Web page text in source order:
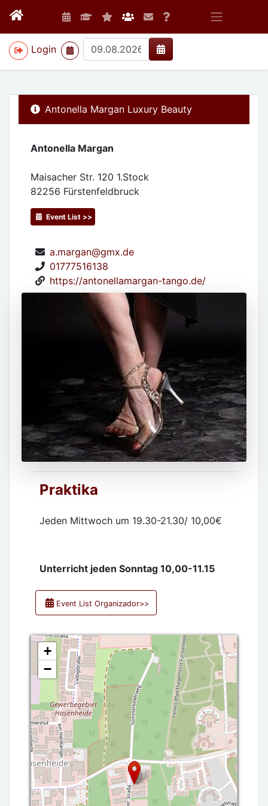
Login
>
Antonella Margan Luxury Beauty
Antonella Margan
Maisacher Str. 120 1.Stock
82256 Fürstenfeldbruck
Event List >>
a.margan@gmx.de
01777516138
https://antonellamargan-tango.de/
Praktika
Jeden Mittwoch um 19.30-21.30/ 10,00€
Unterricht jeden Sonntag 10,00-11.15
Event List Organizador>>
+
−